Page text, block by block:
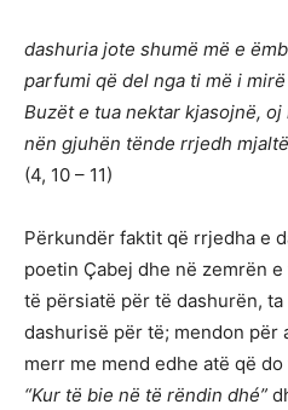
dashuria jote shumë më e
parfumi që del nga ti më i
Buzët e tua nektar kjasojnë, oj
nën gjuhën tënde rrjedh
(4, 10 – 11)
Përkundër faktit që rrjedha e
poetin Çabej dhe në zemrën
të përsiatë për të dashurën,
dashurisë për të; mendon për
merr me mend edhe atë që
“Kur të bie në të rëndin dhé”